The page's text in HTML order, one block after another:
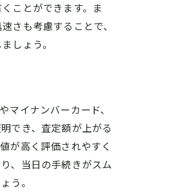
ことができます。ま
さも考慮することで、
しょう。
イナンバーカード、
でき、査定額が上がる
が高く評価されやすく
、当日の手続きがスム
う。